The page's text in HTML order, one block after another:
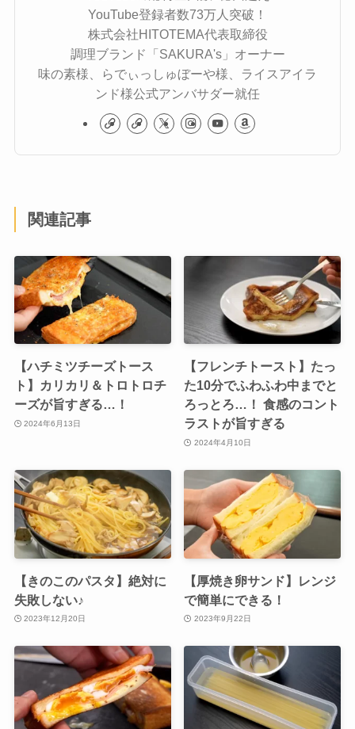
YouTube登録者数73万人突破！
株式会社HITOTEMA代表取締役
調理ブランド「SAKURA's」オーナー
味の素様、らでぃっしゅぼーや様、ライスアイラ
ンド様公式アンバサダー就任
関連記事
【ハチミツチーズトース
ト】カリカリ＆トロトロチ
ーズが旨すぎる…！
2024年6月13日
【フレンチトースト】たっ
た10分でふわふわ中までと
ろっとろ…！ 食感のコント
ラストが旨すぎる
2024年4月10日
【きのこのパスタ】絶対に
失敗しない♪
2023年12月20日
【厚焼き卵サンド】レンジ
で簡単にできる！
2023年9月22日